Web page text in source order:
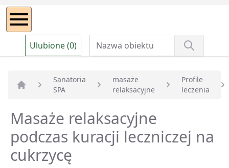
Ulubione (0)
Strona główna
Sanatoria
SPA
masaże
relaksacyjne
Profile
leczenia
Masaże relaksacyjne
podczas kuracji leczniczej na
cukrzycę